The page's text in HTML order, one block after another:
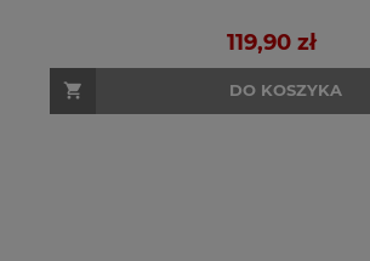
119,90 zł
DO KOSZYKA